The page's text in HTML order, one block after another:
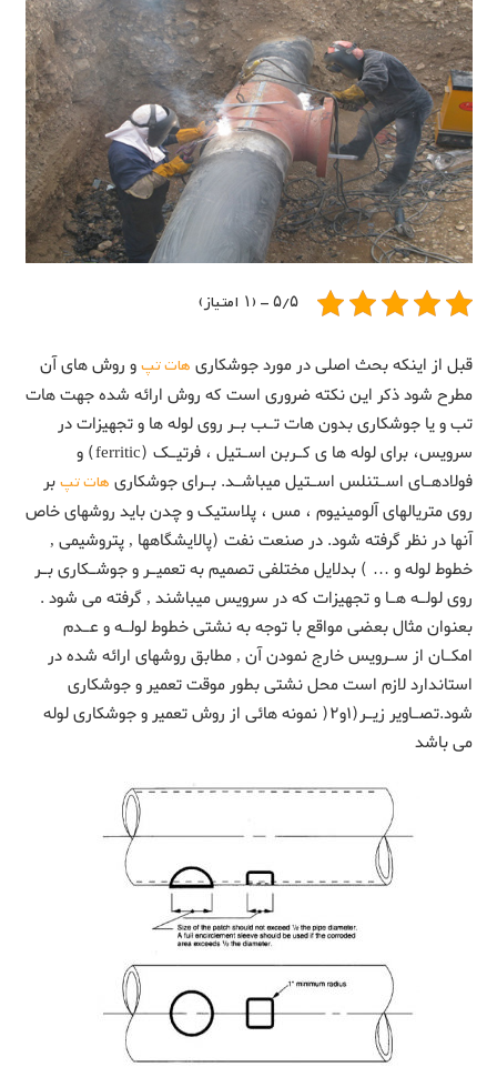
۵/۵ - (۱ امتیاز)
قبل از اینکه بحث اصلی در مورد جوشکاری هات تپو روش های آن
مطرح شود ذکر این نکته ضروری است که روش ارائه شده جهت هات
تب و یا جوشکاری بدون هات تـب بـر روی لوله ها و تجهیزات در
سرویس، برای لوله ها ی کـربن اسـتیل ، فرتیـک (ferritic) و
فولادهـای اسـتنلس اسـتیل میباشـد. بـرای جوشکاری هات تپبر
روی متریالهای آلومینیوم ، مس ، پلاستیک و چدن باید روشهای خاص
آنها در نظر گرفته شود. در صنعت نفت (پالایشگاهها , پتروشیمی ,
خطوط لوله و … ) بدلایل مختلفی تصمیم به تعمیـر و جوشـکاری بـر
روی لولـه هـا و تجهیزات که در سرویس میباشند , گرفته می شود .
بعنوان مثال بعضی مواقع با توجه به نشتی خطوط لولـه و عـدم
امکـان از سـرویس خارج نمودن آن , مطابق روشهای ارائه شده در
استاندارد لازم است محل نشتی بطور موقت تعمیر و جوشکاری
شود.تصـاویر زیـر(۱و۲( نمونه هائی از روش تعمیر و جوشکاری لوله
می باشد